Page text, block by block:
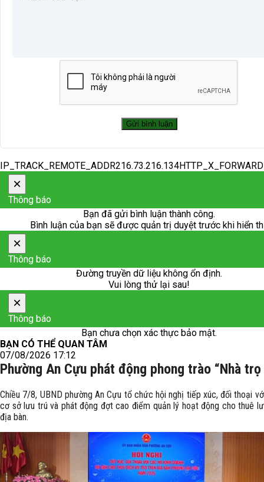
×
Thông báo
Bạn đã gửi bình luận thành công.
Bình luận của bạn sẽ được quản trị duyệt trước khi hiển
×
Thông báo
Đường truyền dữ liệu không ổn định.
Vui lòng thử lại sau!
×
Thông báo
Bạn chưa chọn xác thực bảo mật.
BẠN CÓ THỂ QUAN TÂM
07/08/2026 17:12
Phường An Cựu phát động phong trào “Nhà trọ
Chiều 7/8, UBND phường An Cựu tổ chức hội nghị tiếp xúc, đối thoại
cơ sở lưu trú và phát động đợt cao điểm quản lý hoạt động cho thuê
địa bàn.